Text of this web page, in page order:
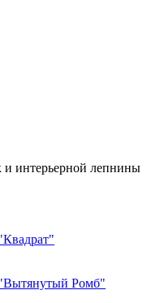
и интерьерной лепнины
"Вытянутый Ромб"